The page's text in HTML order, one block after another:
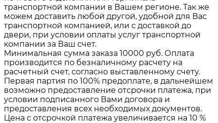
транспортной компании в Вашем регионе. Так же
можем доставить любой другой, удобной для Вас
транспортной компанией, или с доставкой до
двери, при условии оплаты услуг транспортной
компании за Ваш счет.
Минимальная сумма заказа 10000 руб. Оплата
производится по безналичному расчету на
расчетный счет, согласно выставленному счету.
Первая партия по 100% предоплате, в дальнейшем
возможно предоставление отсрочки платежа, при
условии подписанного Вами договора и
предоставления всех необходимых документов.
Цена с отсрочкой платежа увеличивается на 10 %